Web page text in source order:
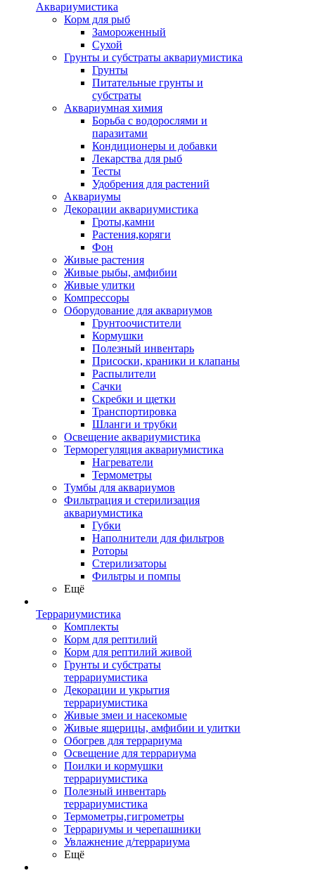
Аквариумистика
Корм для рыб
Замороженный
Сухой
Грунты и субстраты аквариумистика
Грунты
Питательные грунты и
субстраты
Аквариумная химия
Борьба с водорослями и
паразитами
Кондиционеры и добавки
Лекарства для рыб
Тесты
Удобрения для растений
Аквариумы
Декорации аквариумистика
Гроты,камни
Растения,коряги
Фон
Живые растения
Живые рыбы, амфибии
Живые улитки
Компрессоры
Оборудование для аквариумов
Грунтоочистители
Кормушки
Полезный инвентарь
Присоски, краники и клапаны
Распылители
Сачки
Скребки и щетки
Транспортировка
Шланги и трубки
Освещение аквариумистика
Терморегуляция аквариумистика
Нагреватели
Термометры
Тумбы для аквариумов
Фильтрация и стерилизация
аквариумистика
Губки
Наполнители для фильтров
Роторы
Стерилизаторы
Фильтры и помпы
Ещё
Террариумистика
Комплекты
Корм для рептилий
Корм для рептилий живой
Грунты и субстраты
террариумистика
Декорации и укрытия
террариумистика
Живые змеи и насекомые
Живые ящерицы, амфибии и улитки
Обогрев для террариума
Освещение для террариума
Поилки и кормушки
террариумистика
Полезный инвентарь
террариумистика
Термометры,гигрометры
Террариумы и черепашники
Увлажнение д/террариума
Ещё